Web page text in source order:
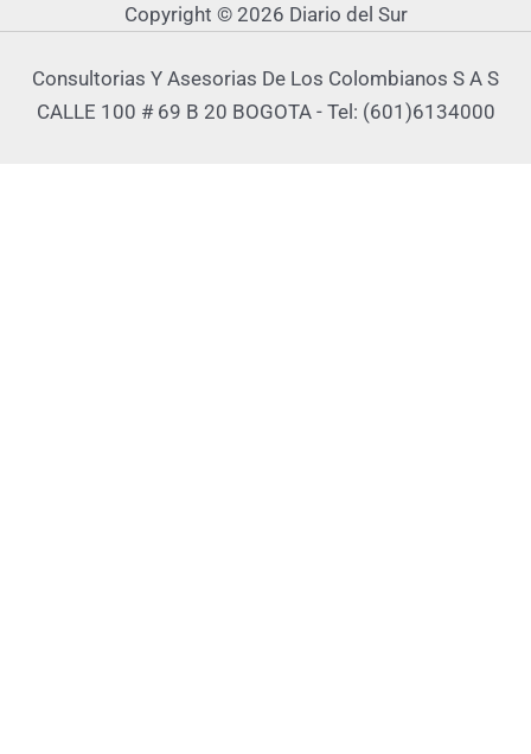
Copyright © 2026 Diario del Sur
Consultorias Y Asesorias De Los Colombianos S A S
CALLE 100 # 69 B 20 BOGOTA - Tel: (601)6134000